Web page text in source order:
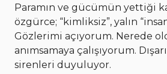
Paramın ve gücümün yettiği
özgürce; “kimliksiz”, yalın
Gözlerimi açıyorum. Nerede
anımsamaya çalışıyorum.
sirenleri duyuluyor.